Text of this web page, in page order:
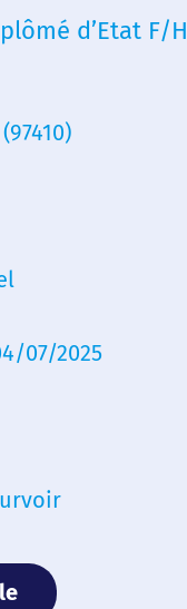
d’emploi
d’Etat F/H
07/2025